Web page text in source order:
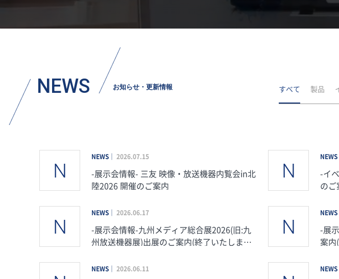
NEWS お知らせ・更新情報 すべて 製品
NEWS 2026.07.15
-展示会情報- 三友 映像・放送機器内覧会in北
陸2026 開催のご案内
NEWS
-イベント情
の
NEWS 2026.06.17
-展示会情報-九州メディア総合展2026(旧:九
州放送機器展)出展のご案内(終了いたしまし
NEWS
-展
案
NEWS 2026.06.11 NEWS